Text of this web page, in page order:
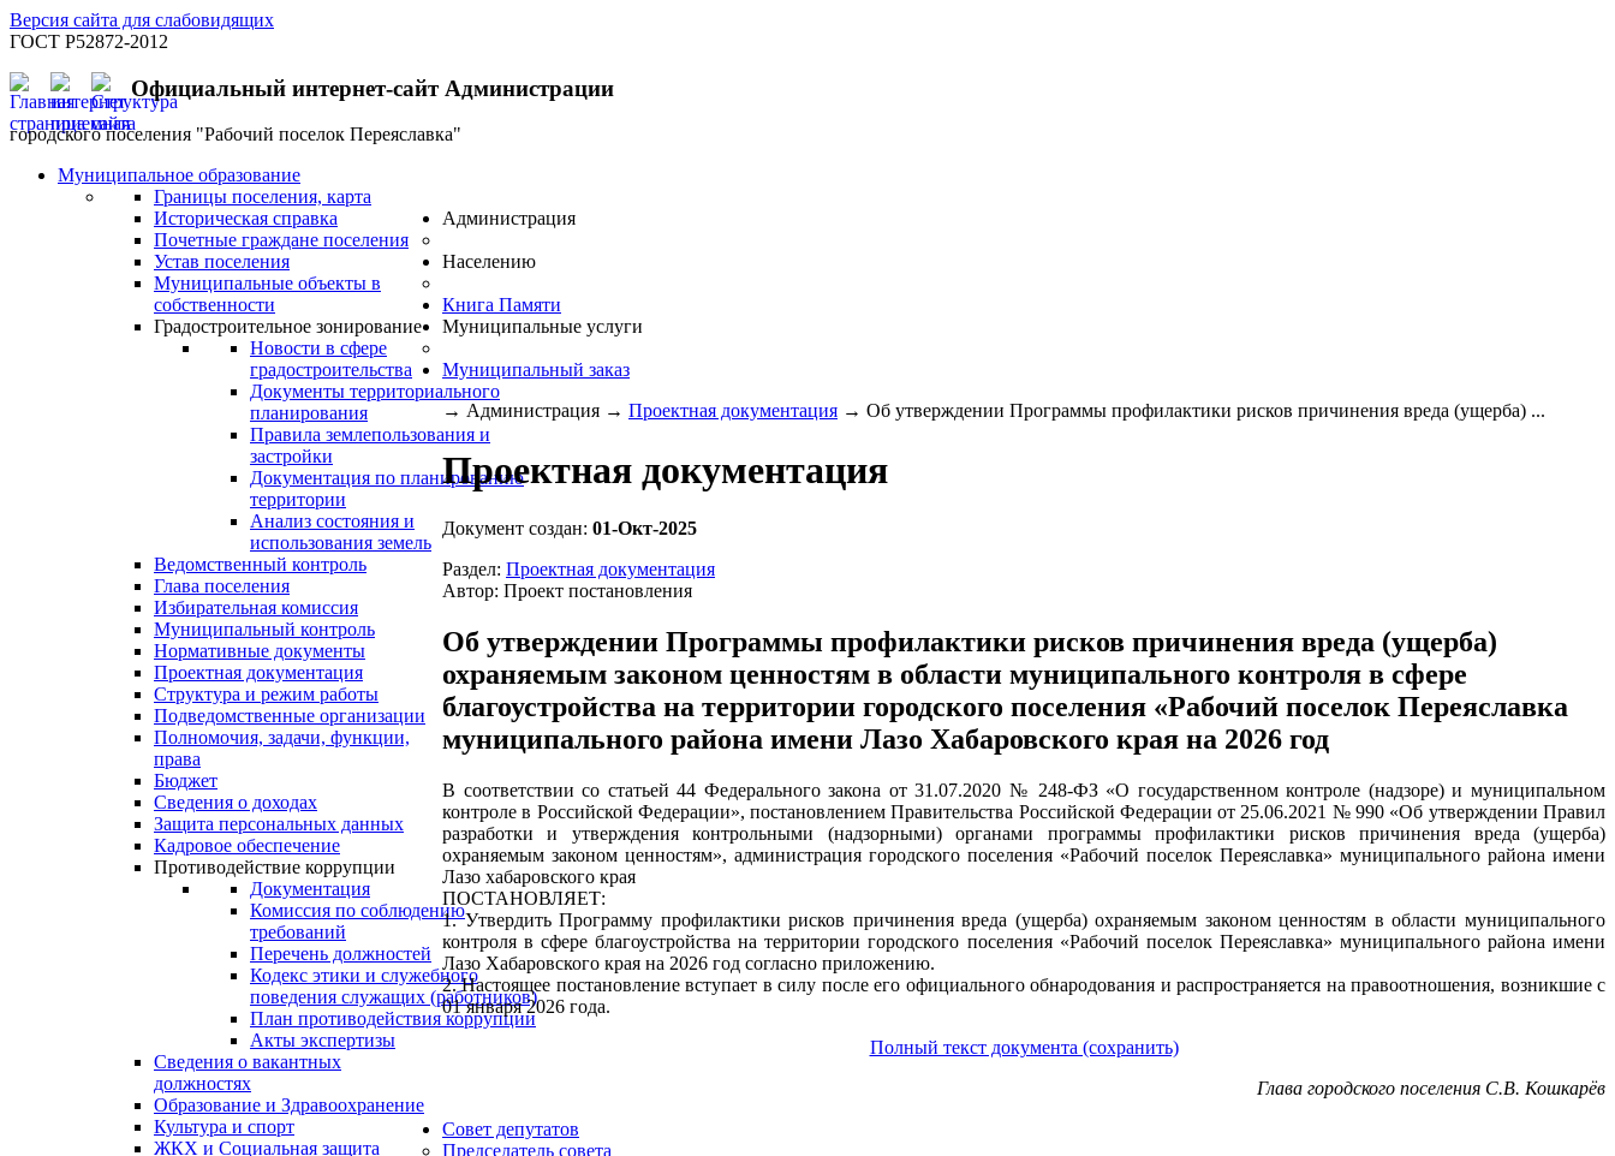
Версия сайта для слабовидящих
ГОСТ Р52872-2012
Официальный интернет-сайт Администрации
городского поселения "Рабочий поселок Переяславка"
Муниципальное образование
Границы поселения, карта
Историческая справка
Почетные граждане поселения
Устав поселения
Муниципальные объекты в
собственности
Градостроительное зонирование
Новости в сфере
градостроительства
Документы территориального
планирования
Правила землепользования и
застройки
Документация по планированию
территории
Анализ состояния и
использования земель
Ведомственный контроль
Глава поселения
Избирательная комиссия
Муниципальный контроль
Администрация
Нормативные документы
Проектная документация
Структура и режим работы
Подведомственные организации
Полномочия, задачи, функции,
права
Бюджет
Сведения о доходах
Защита персональных данных
Кадровое обеспечение
Противодействие коррупции
Документация
Комиссия по соблюдению
требований
Перечень должностей
Кодекс этики и служебного
поведения служащих (работников)
План противодействия коррупции
Акты экспертизы
Сведения о вакантных
должностях
Населению
Образование и Здравоохранение
Культура и спорт
ЖКХ и Социальная защита
Книга Памяти
Муниципальные услуги
Муниципальный заказ
→ Администрация → Проектная документация → Об утверждении Программы профилактики рисков причинения вреда (ущерба) ...
Проектная документация
Документ создан: 01-Окт-2025
Раздел: Проектная документация
Автор: Проект постановления
Об утверждении Программы профилактики рисков причинения вреда (ущерба)
охраняемым законом ценностям в области муниципального контроля в сфере
благоустройства на территории городского поселения «Рабочий поселок Переяславка
муниципального района имени Лазо Хабаровского края на 2026 год
В соответствии со статьей 44 Федерального закона от 31.07.2020 № 248-ФЗ «О государственном контроле (надзоре) и муниципальном
контроле в Российской Федерации», постановлением Правительства Российской Федерации от 25.06.2021 № 990 «Об утверждении Правил
разработки и утверждения контрольными (надзорными) органами программы профилактики рисков причинения вреда (ущерба)
охраняемым законом ценностям», администрация городского поселения «Рабочий поселок Переяславка» муниципального района имени
Лазо хабаровского края
ПОСТАНОВЛЯЕТ:
1. Утвердить Программу профилактики рисков причинения вреда (ущерба) охраняемым законом ценностям в области муниципального
контроля в сфере благоустройства на территории городского поселения «Рабочий поселок Переяславка» муниципального района имени
Лазо Хабаровского края на 2026 год согласно приложению.
2. Настоящее постановление вступает в силу после его официального обнародования и распространяется на правоотношения, возникшие с
01 января 2026 года.
Полный текст документа (сохранить)
Глава городского поселения С.В. Кошкарёв
Совет депутатов
Председатель совета